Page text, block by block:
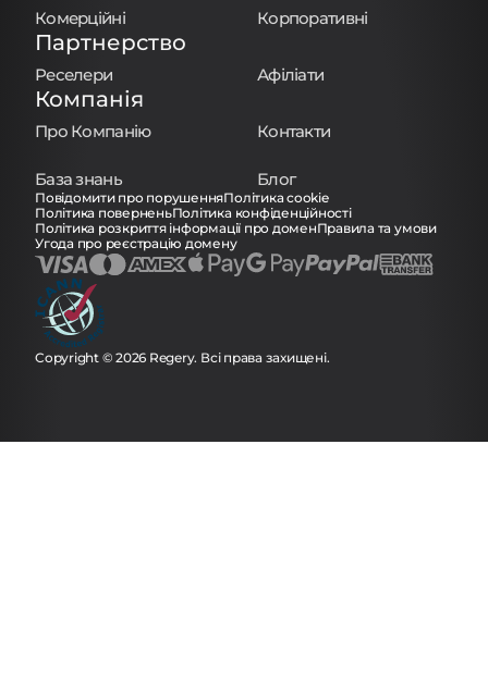
Комерційні Корпоративні
Партнерство
Реселери Афіліати
Компанія
Про Компанію Контакти
База знань Блог
Повідомити про порушенняПолітика cookie
Політика поверненьПолітика конфіденційності
Політика розкриття інформації про доменПравила та умови
Угода про реєстрацію домену
Copyright © 2026 Regery. Всі права захищені.